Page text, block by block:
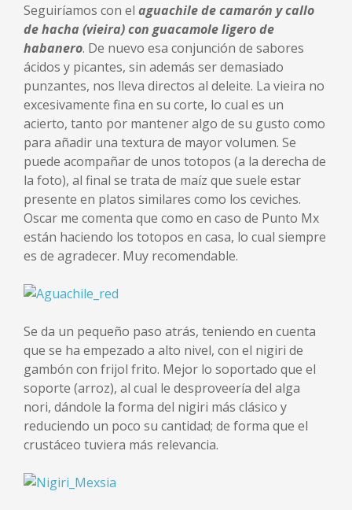
Seguiríamos con el aguachile de camarón y callo
de hacha (vieira) con guacamole ligero de
habanero. De nuevo esa conjunción de sabores
ácidos y picantes, sin además ser demasiado
punzantes, nos lleva directos al deleite. La vieira no
excesivamente fina en su corte, lo cual es un
acierto, tanto por mantener algo de su gusto como
para añadir una textura de mayor volumen. Se
puede acompañar de unos totopos (a la derecha de
la foto), al final se trata de maíz que suele estar
presente en platos similares como los ceviches.
Oscar me comenta que como en caso de Punto Mx
están haciendo los totopos en casa, lo cual siempre
es de agradecer. Muy recomendable.
Se da un pequeño paso atrás, teniendo en cuenta
que se ha empezado a alto nivel, con el nigiri de
gambón con frijol frito. Mejor lo soportado que el
soporte (arroz), al cual le desproveería del alga
nori, dándole la forma del nigiri más clásico y
reduciendo un poco su cantidad; de forma que el
crustáceo tuviera más relevancia.